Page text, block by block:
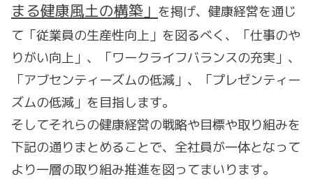
まる健康風土の構築」 を掲げ、健康経営を通じ
て「従業員の生産性向上」を図るべく、「仕事のや
りがい向上」、「ワークライフバランスの充実」、
「アブセンティーズムの低減」、「プレゼンティー
ズムの低減」を目指します。
そしてそれらの健康経営の戦略や目標や取り組みを
下記の通りまとめることで、全社員が一体となって
より一層の取り組み推進を図ってまいります。